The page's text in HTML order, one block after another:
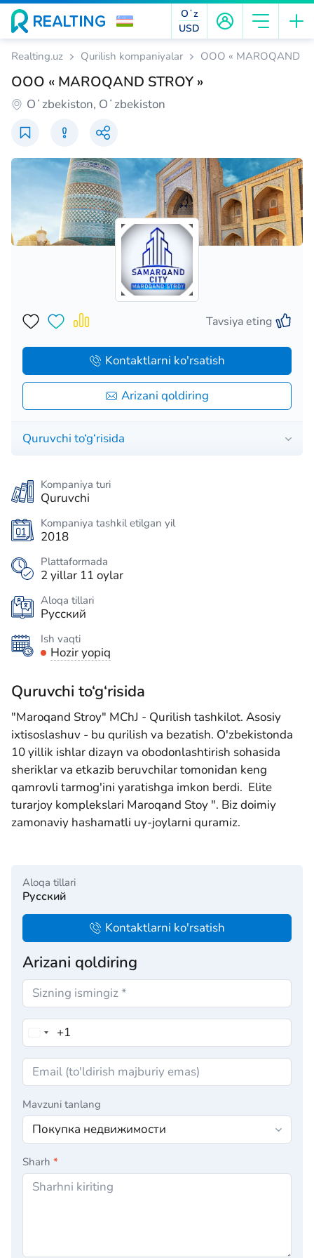
Oʻz
USD
Realting.uz Qurilish kompaniyalar ООО « MAROQAND
ООО « MAROQAND STROY »
Oʻzbekiston, Oʻzbekiston
Tavsiya eting
Arizani qoldiring
Kontaktlarni ko'rsatish
Quruvchi to‘g‘risida
Kompaniya turi
Quruvchi
Kompaniya tashkil etilgan yil
2018
Plattaformada
2 yillar 11 oylar
Aloqa tillari
Русский
Ish vaqti
Hozir yopiq
Quruvchi to‘g‘risida
"Maroqand Stroy" MChJ - Qurilish tashkilot. Asosiy
ixtisoslashuv - bu qurilish va bezatish. O'zbekistonda
10 yillik ishlar dizayn va obodonlashtirish sohasida
sheriklar va etkazib beruvchilar tomonidan keng
qamrovli tarmog'ini yaratishga imkon berdi. Elite
turarjoy komplekslari Maroqand Stoy ". Biz doimiy
zamonaviy hashamatli uy-joylarni quramiz.
Aloqa tillari
Русский
Kontaktlarni ko'rsatish
Arizani qoldiring
Mavzuni tanlang
Sharh *